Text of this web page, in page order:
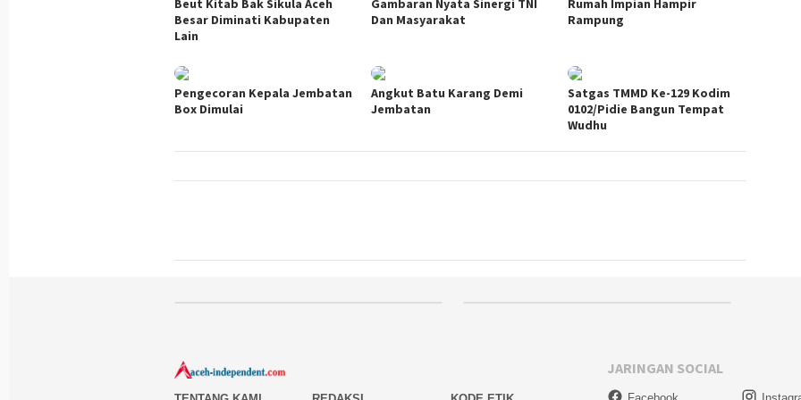
Beut Kitab Bak Sikula Aceh
Besar Diminati Kabupaten
Lain
Gambaran Nyata Sinergi TNI
Dan Masyarakat
Rumah Impian Hampir
Rampung
Pengecoran Kepala Jembatan
Box Dimulai
Angkut Batu Karang Demi
Jembatan
Satgas TMMD Ke-129 Kodim
0102/Pidie Bangun Tempat
Wudhu
JARINGAN SOCIAL